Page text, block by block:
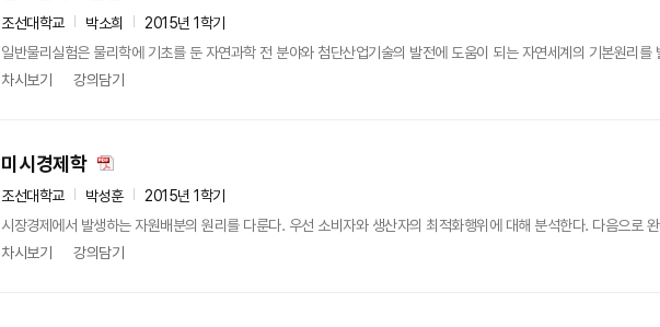
조선대학교 박소희
2015년 1학기
일반물리실험은 물리학에 기초를 둔 자연과학 전 분야와 첨단산업기술의 발전에 도움이 되는 자연세계의 기본원리
차시보기
강의담기
미시경제학
조선대학교 박성훈
2015년 1학기
시장경제에서 발생하는 자원배분의 원리를 다룬다. 우선 소비자와 생산자의 최적화행위에 대해 분석한다. 다음으로
차시보기
강의담기